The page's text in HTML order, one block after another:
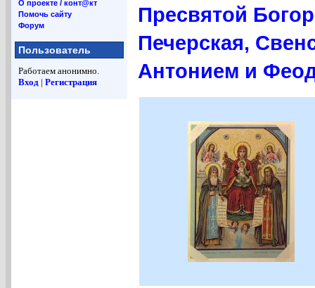
О проекте / конт@кт
Помочь сайту
Форум
Пользователь
Работаем анонимно.
Вход | Регистрация
Пресвятой
Печерская,
Антонием и